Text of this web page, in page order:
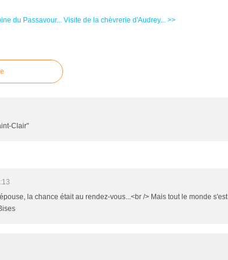
du Passavour... Visite de la chèvrerie d'Audrey... >>
Clair"
la chance était au rendez-vous...<br /> Mais tout le monde s'est